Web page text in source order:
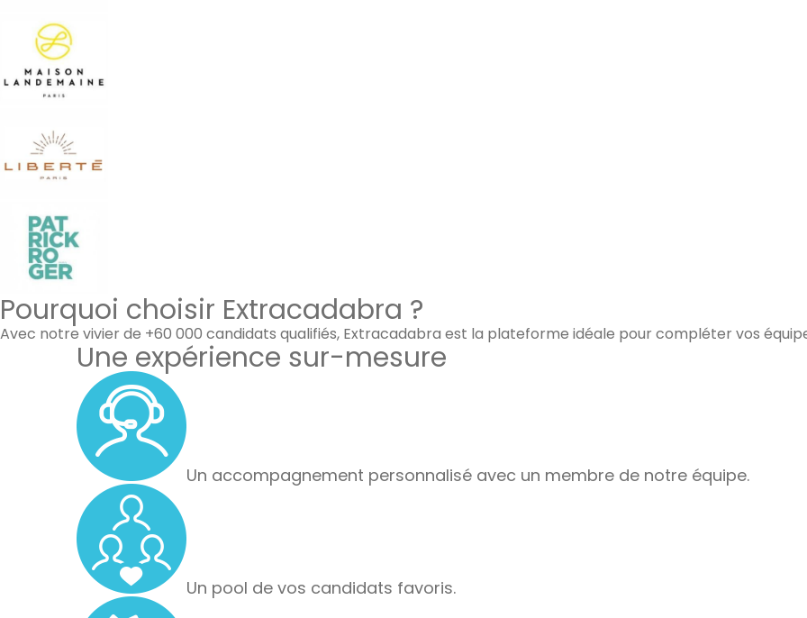
Pourquoi choisir Extracadabra ?
Avec notre vivier de +60 000 candidats qualifiés, Extracadabra est la plateforme idéale pour compléter vos
Une expérience sur-mesure
Un accompagnement personnalisé avec un membre de notre équipe.
Un pool de vos candidats favoris.